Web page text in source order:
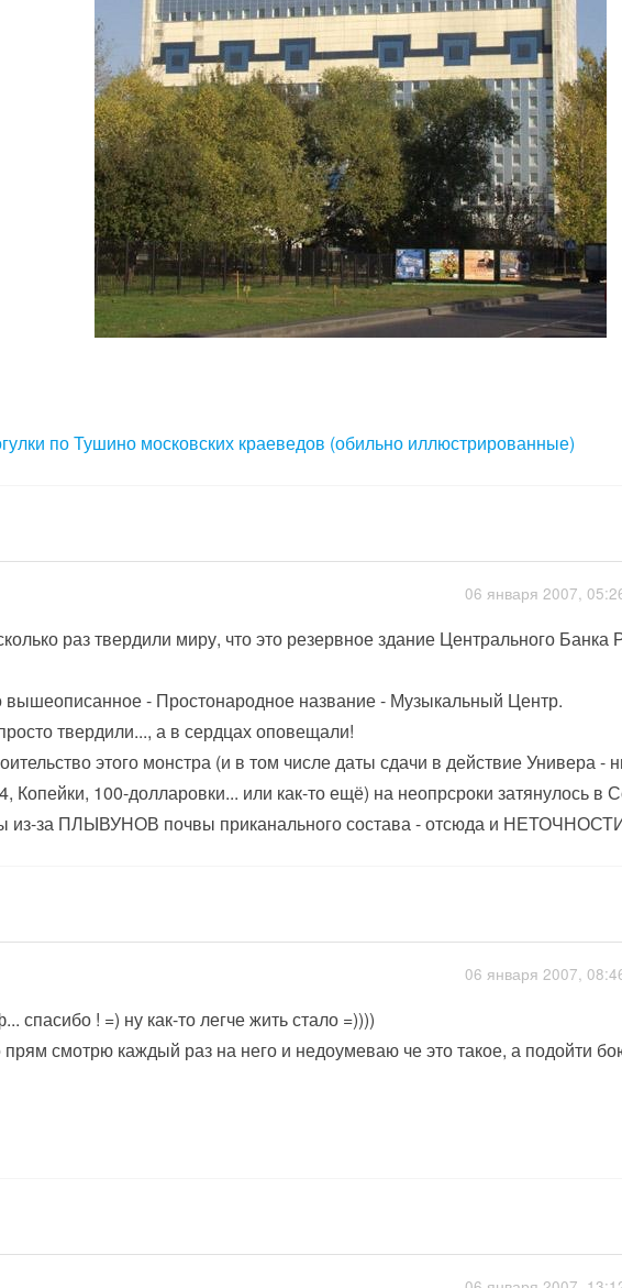
по Тушино московских краеведов (обильно иллюстрированные)
06 января 2007,
раз твердили миру, что это резервное здание Центрального Банка
- Простонародное название - Музыкальный Центр.
твердили..., а в сердцах оповещали!
этого монстра (и в том числе даты сдачи в действие Универа -
Копейки, 100-долларовки... или как-то ещё) на неопрсроки затянулось в
из-за ПЛЫВУНОВ почвы приканального состава - отсюда и
06 января 2007,
спасибо ! =) ну как-то легче жить стало =))))
прям смотрю каждый раз на него и недоумеваю че это такое, а подойти